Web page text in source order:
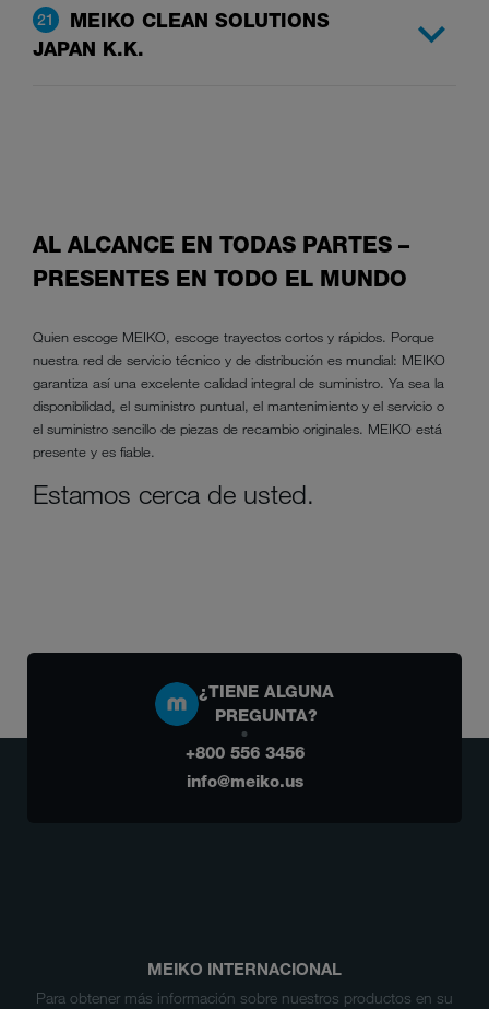
21
MEIKO CLEAN SOLUTIONS
JAPAN K.K.
AL ALCANCE EN TODAS PARTES –
PRESENTES EN TODO EL MUNDO
Quien escoge MEIKO, escoge trayectos cortos y rápidos. Porque
nuestra red de servicio técnico y de distribución es mundial: MEIKO
garantiza así una excelente calidad integral de suministro. Ya sea la
disponibilidad, el suministro puntual, el mantenimiento y el servicio o
el suministro sencillo de piezas de recambio originales. MEIKO está
presente y es fiable.
Estamos cerca de usted.
¿TIENE ALGUNA
PREGUNTA?
+800 556 3456
info@meiko.us
MEIKO INTERNACIONAL
Para obtener más información sobre nuestros productos en su